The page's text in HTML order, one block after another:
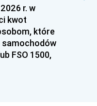
r. w
kwot
które
samochodów
FSO 1500,